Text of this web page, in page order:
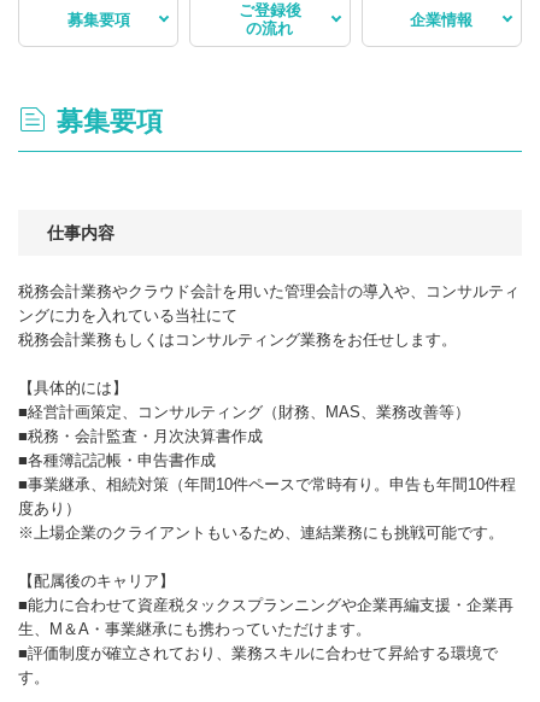
募集要項
ご登録後
の流れ
企業情報
募集要項
仕事内容
税務会計業務やクラウド会計を用いた管理会計の導入や、コンサルティ
ングに力を入れている当社にて
税務会計業務もしくはコンサルティング業務をお任せします。
【具体的には】
■経営計画策定、コンサルティング（財務、MAS、業務改善等）
■税務・会計監査・月次決算書作成
■各種簿記記帳・申告書作成
■事業継承、相続対策（年間10件ペースで常時有り。申告も年間10件程
度あり）
※上場企業のクライアントもいるため、連結業務にも挑戦可能です。
【配属後のキャリア】
■能力に合わせて資産税タックスプランニングや企業再編支援・企業再
生、M＆A・事業継承にも携わっていただけます。
■評価制度が確立されており、業務スキルに合わせて昇給する環境で
す。